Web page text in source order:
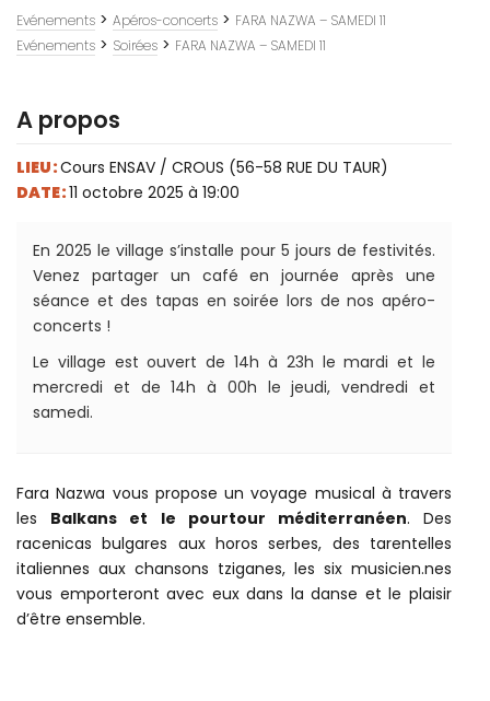
Evénements > Apéros-concerts > FARA NAZWA – SAMEDI 11
Evénements > Soirées > FARA NAZWA – SAMEDI 11
A propos
LIEU :Cours ENSAV / CROUS (56-58 RUE DU TAUR)
DATE :11 octobre 2025 à 19:00
En 2025 le village s’installe pour 5 jours de festivités.
Venez partager un café en journée après une
séance et des tapas en soirée lors de nos apéro-
concerts !
Le village est ouvert de 14h à 23h le mardi et le
mercredi et de 14h à 00h le jeudi, vendredi et
samedi.
Fara Nazwa vous propose un voyage musical à travers
les Balkans et le pourtour méditerranéen. Des
racenicas bulgares aux horos serbes, des tarentelles
italiennes aux chansons tziganes, les six musicien.nes
vous emporteront avec eux dans la danse et le plaisir
d’être ensemble.